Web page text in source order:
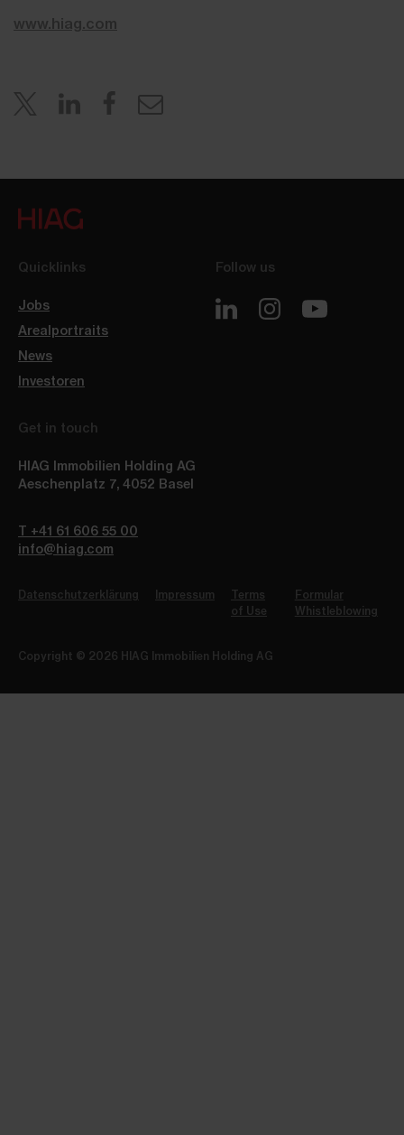
www.hiag.com
Quicklinks
Jobs
Arealportraits
News
Investoren
Follow us
Get in touch
HIAG Immobilien Holding AG
Aeschenplatz 7, 4052 Basel
T +41 61 606 55 00
info@hiag.com
Datenschutzerklärung Impressum
Terms
of Use
Formular
Whistleblowing
Copyright © 2026 HIAG Immobilien Holding AG